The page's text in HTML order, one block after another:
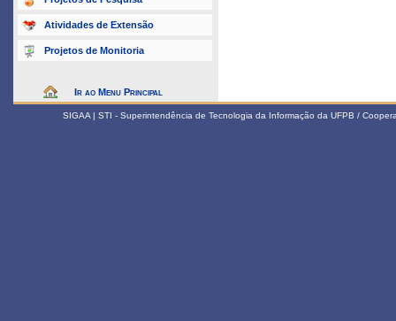
Atividades de Extensão
Projetos de Monitoria
Ir ao Menu Principal
SIGAA | STI - Superintendência de Tecnologia da Informação da UFPB /